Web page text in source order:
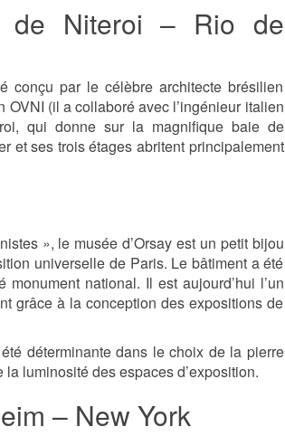
de Niteroi – Rio de
conçu par le célèbre architecte brésilien
(il a collaboré avec l’ingénieur italien
qui donne sur la magnifique baie de
et ses trois étages abritent principalement
», le musée d’Orsay est un petit bijou
universelle de Paris. Le bâtiment a été
national. Il est aujourd’hui l’un
grâce à la conception des expositions de
déterminante dans le choix de la pierre
luminosité des espaces d’exposition.
– New York